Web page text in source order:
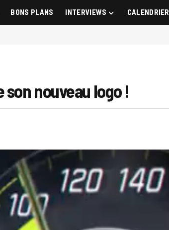
BONS PLANS INTERVIEWS CALENDRIER
son nouveau logo !